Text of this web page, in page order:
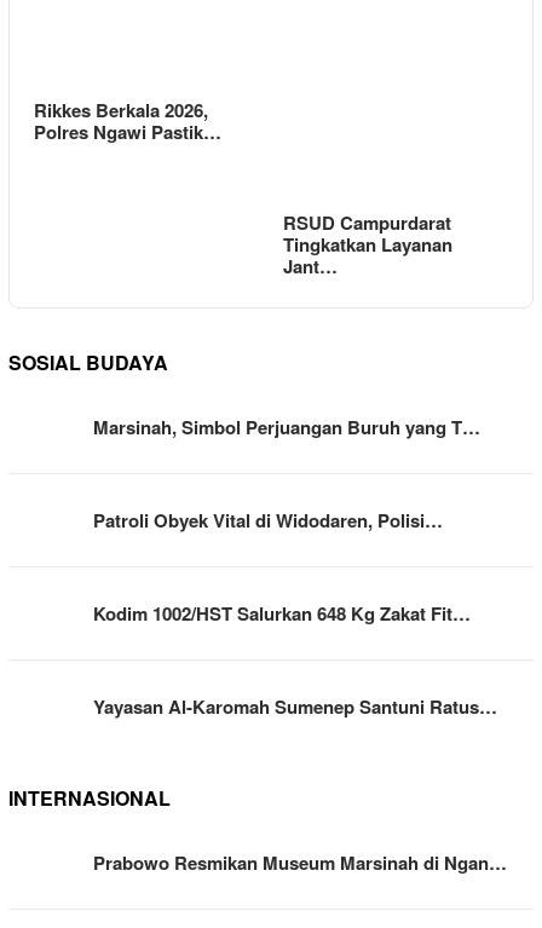
Rikkes Berkala 2026,
Polres Ngawi Pastik…
RSUD Campurdarat
Tingkatkan Layanan
Jant…
SOSIAL BUDAYA
Marsinah, Simbol Perjuangan Buruh yang T…
Patroli Obyek Vital di Widodaren, Polisi…
Kodim 1002/HST Salurkan 648 Kg Zakat Fit…
Yayasan Al-Karomah Sumenep Santuni Ratus…
INTERNASIONAL
Prabowo Resmikan Museum Marsinah di Ngan…